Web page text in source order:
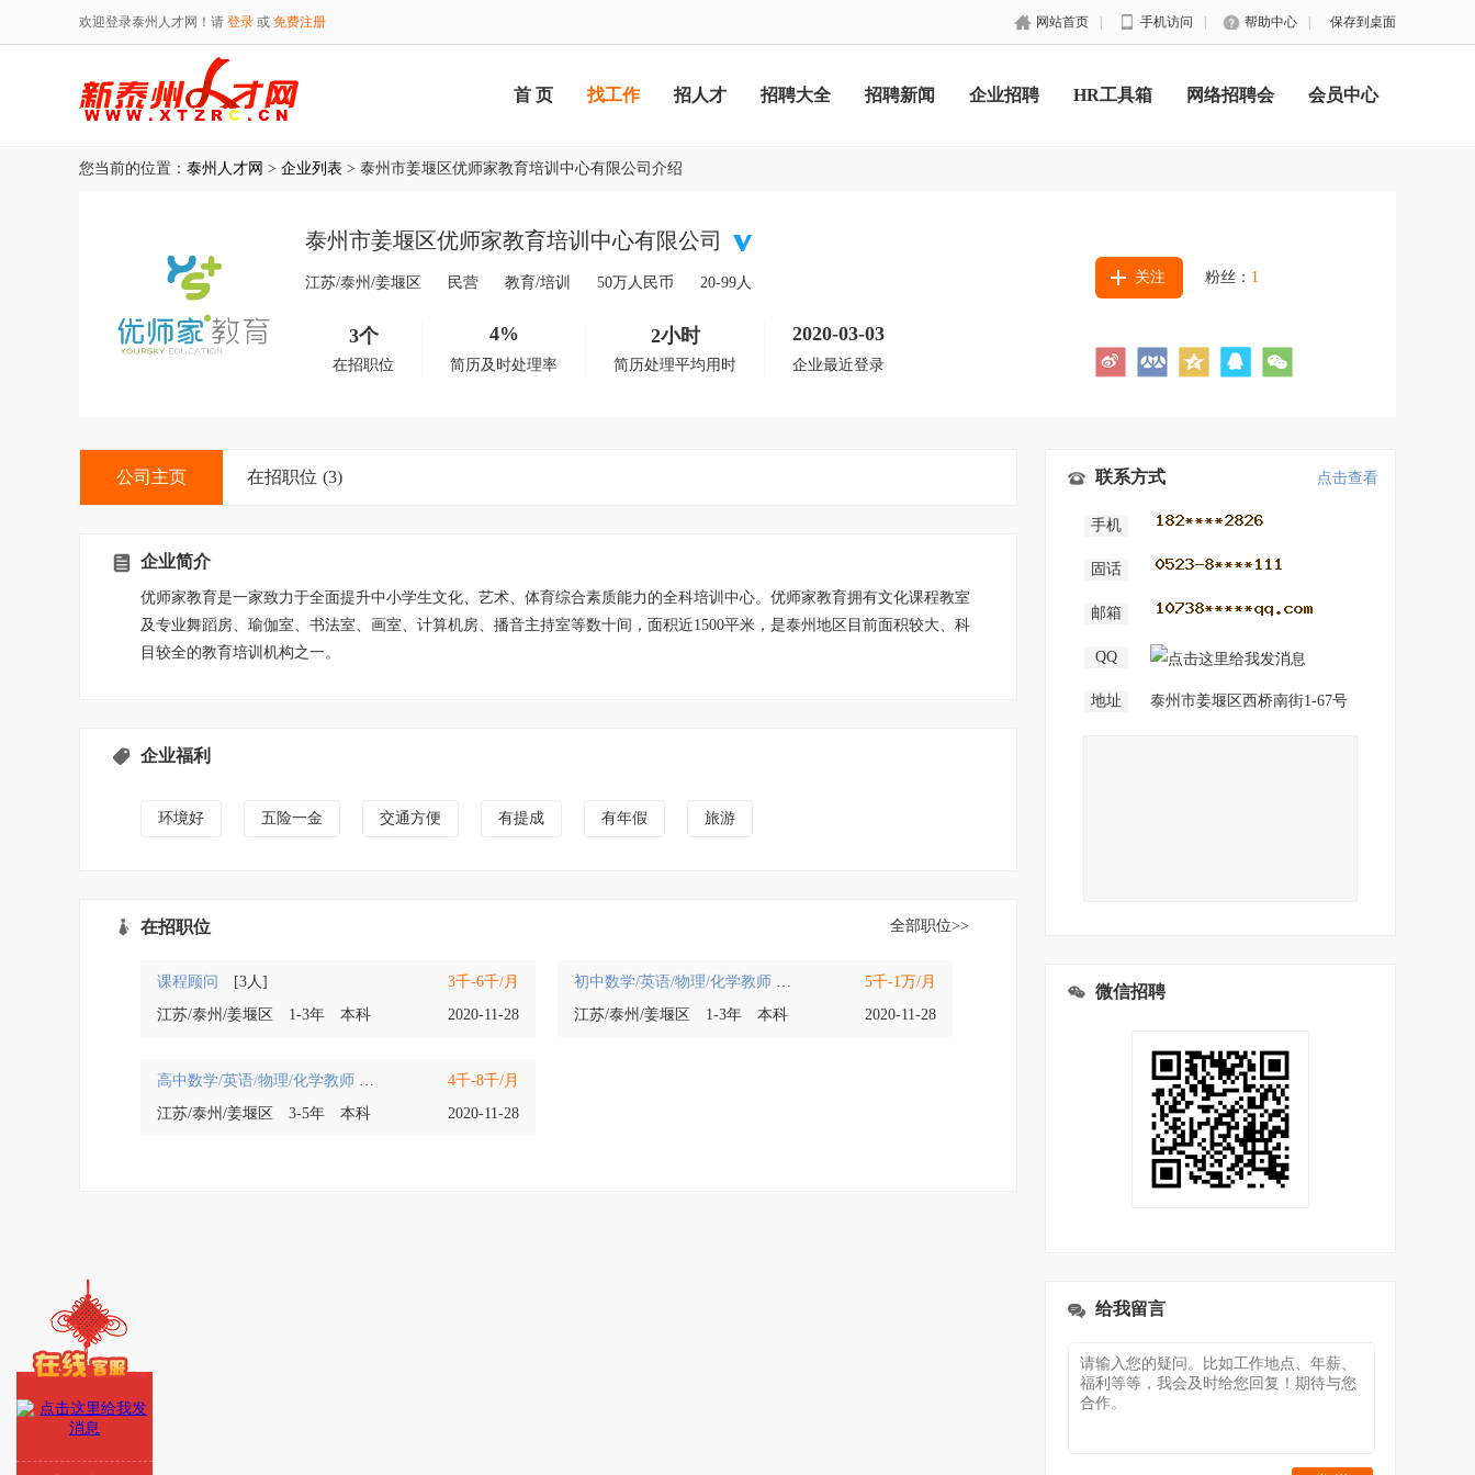
欢迎登录泰州人才网！请 登录 或 免费注册 网站首页 手机访问 帮助中心 保存到桌面
首 页 找工作 招人才 招聘大全 招聘新闻 企业招聘 HR工具箱 网络招聘会 会员中心
您当前的位置： 泰州人才网 > 企业列表 > 泰州市姜堰区优师家教育培训中心有限公司介绍
泰州市姜堰区优师家教育培训中心有限公司
江苏/泰州/姜堰区 民营 教育/培训 50万人民币 20-99人
3个
在招职位
4%
简历及时处理率
2小时
简历处理平均用时
2020-03-03
企业最近登录
关注 粉丝： 1
公司主页 在招职位 (3)
企业简介
优师家教育是一家致力于全面提升中小学生文化、艺术、体育综合素质能力的全科培训中心。优师家教育拥有文化课程教室
及专业舞蹈房、瑜伽室、书法室、画室、计算机房、播音主持室等数十间，面积近1500平米，是泰州地区目前面积较大、科
目较全的教育培训机构之一。
企业福利
环境好 五险一金 交通方便 有提成 有年假 旅游
在招职位 全部职位>>
课程顾问 [3人]
3千-6千/月
江苏/泰州/姜堰区
1-3年 本科 2020-11-28
初中数学/英语/物理/化学教师 [8人]
5千-1万/月
江苏/泰州/姜堰区
1-3年 本科 2020-11-28
高中数学/英语/物理/化学教师 [8人]
4千-8千/月
江苏/泰州/姜堰区
3-5年 本科 2020-11-28
联系方式 点击查看
手机
固话
邮箱
QQ
地址 泰州市姜堰区西桥南街1-67号
微信招聘
给我留言